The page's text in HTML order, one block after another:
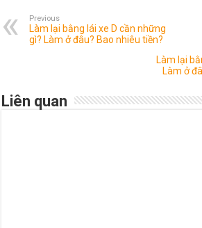
Previous
Làm lại bằng lái xe D cần những
gì? Làm ở đâu? Bao nhiêu tiền?
Làm lại
Làm ở
Liên quan